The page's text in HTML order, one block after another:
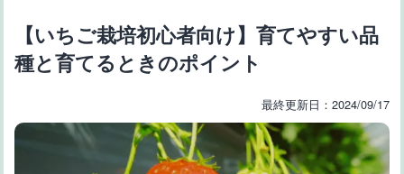
【いちご栽培初心者向け】育てやすい品
種と育てるときのポイント
最終更新日：2024/09/17